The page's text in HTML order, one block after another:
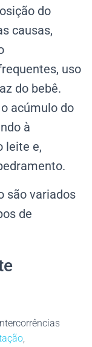
do
causas,
uso
do bebê.
acúmulo do
à
leite e,
são variados
de
,